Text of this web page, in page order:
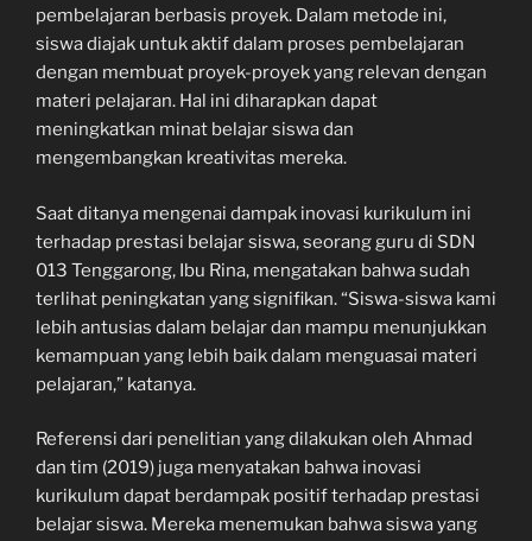
pembelajaran berbasis proyek. Dalam metode ini,
siswa diajak untuk aktif dalam proses pembelajaran
dengan membuat proyek-proyek yang relevan dengan
materi pelajaran. Hal ini diharapkan dapat
meningkatkan minat belajar siswa dan
mengembangkan kreativitas mereka.
Saat ditanya mengenai dampak inovasi kurikulum ini
terhadap prestasi belajar siswa, seorang guru di SDN
013 Tenggarong, Ibu Rina, mengatakan bahwa sudah
terlihat peningkatan yang signifikan. “Siswa-siswa kami
lebih antusias dalam belajar dan mampu menunjukkan
kemampuan yang lebih baik dalam menguasai materi
pelajaran,” katanya.
Referensi dari penelitian yang dilakukan oleh Ahmad
dan tim (2019) juga menyatakan bahwa inovasi
kurikulum dapat berdampak positif terhadap prestasi
belajar siswa. Mereka menemukan bahwa siswa yang